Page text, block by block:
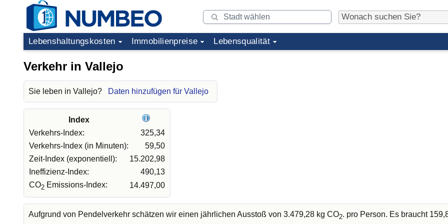
Lebenshaltungskosten Immobilienpreise Lebensqualität
Verkehr in Vallejo
Sie leben in Vallejo? Daten hinzufügen für Vallejo
Index
Verkehrs-Index:
325,34
Verkehrs-Index (in Minuten):
59,50
Zeit-Index (exponentiell):
15.202,98
Ineffizienz-Index:
490,13
CO2 Emissions-Index: 14.497,00
Aufgrund von Pendelverkehr schätzen wir einen jährlichen Ausstoß von 3.479,28 kg CO2. pro Person. Es braucht